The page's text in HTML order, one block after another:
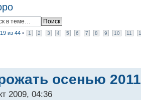
19 из 44 • 1 2 3 4 5 6 7 8 9 10 11
осенью
2009, 04:36